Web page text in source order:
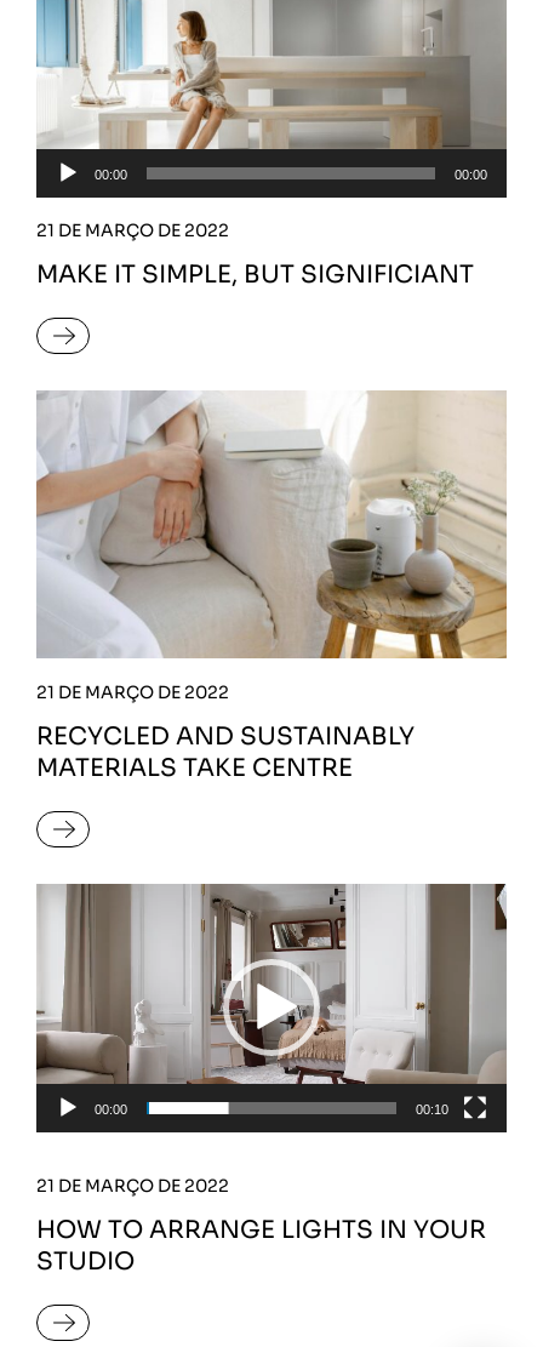
de
00:00 00:00
21 DE MARÇO DE 2022
MAKE IT SIMPLE, BUT SIGNIFICIANT
READ MORE
21 DE MARÇO DE 2022
RECYCLED AND SUSTAINABLY
MATERIALS TAKE CENTRE
READ MORE
Tocador
de
vídeo
00:00 00:10
21 DE MARÇO DE 2022
HOW TO ARRANGE LIGHTS IN YOUR
STUDIO
READ MORE